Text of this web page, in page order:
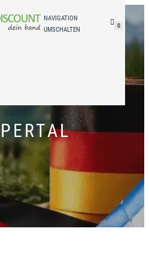
NAVIGATION
UMSCHALTEN
0